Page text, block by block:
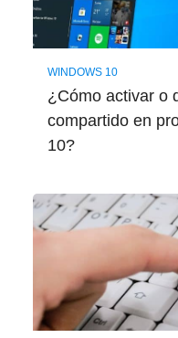
WINDOWS 10
¿Cómo activar o
compartido en
10?